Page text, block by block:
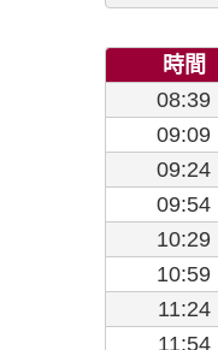
時間
08:39
09:09
09:24
09:54
10:29
10:59
11:24
11:54